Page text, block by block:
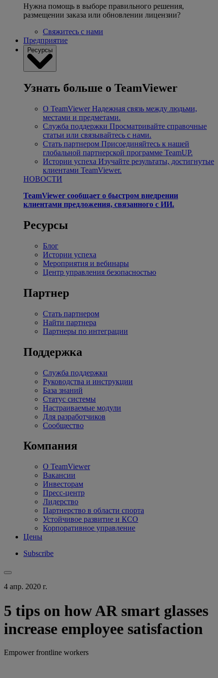
Нужна помощь в выборе правильного решения,
размещении заказа или обновлении лицензии?
Свяжитесь с нами
Предприятие
Ресурсы
Узнать больше о TeamViewer
О TeamViewer Надежная связь между людьми,
местами и предметами.
Служба поддержки Просматривайте справочные
статьи или связывайтесь с нами.
Стать партнером Присоединяйтесь к нашей
глобальной партнерской программе TeamUP.
Истории успеха Изучайте результаты, достигнутые
клиентами TeamViewer.
НОВОСТИ
TeamViewer сообщает о быстром внедрении
клиентами предложения, связанного с ИИ.
Ресурсы
Блог
Истории успеха
Мероприятия и вебинары
Центр управления безопасностью
Партнер
Стать партнером
Найти партнера
Партнеры по интеграции
Поддержка
Служба поддержки
Руководства и инструкции
База знаний
Статус системы
Настраиваемые модули
Для разработчиков
Сообщество
Компания
О TeamViewer
Вакансии
Инвесторам
Пресс-центр
Лидерство
Партнерство в области спорта
Устойчивое развитие и КСО
Корпоративное управление
Цены
Subscribe
4 апр. 2020 г.
5 tips on how AR smart glasses
increase employee satisfaction
Empower frontline workers